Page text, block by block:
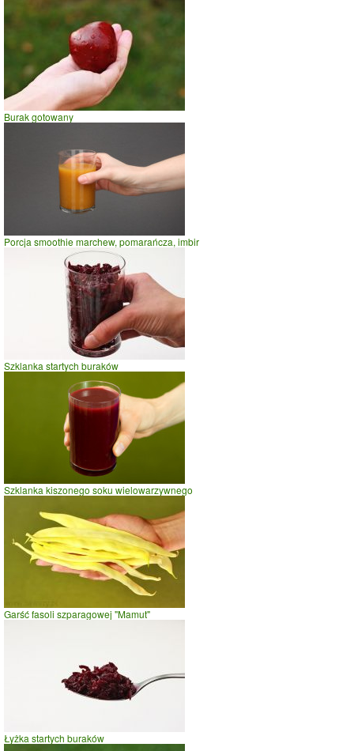
Czas potrzebny na spalenie porcji ze zdjęcia
wadze 70 kg -zobacz dla swojej wagi
0
jazda na rowerze
szybki taniec,trucht
prowadzenie samochodu
Burak gotowany
Porcja smoothie marchew, pomarańcza, imbir
Szklanka startych buraków
Szklanka kiszonego soku wielowarzywnego
Garść fasoli szparagowej "Mamut"
Łyżka startych buraków